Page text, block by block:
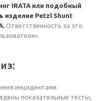
IRATA или подобный
изделие Petzl Shunt
Ответственность за это
инцидентами
показательные тесты,